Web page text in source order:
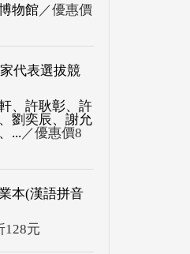
物館／優惠價
代表選拔競
、許耿彰、許
劉奕辰、謝允
... ／優惠價8
本(漢語拼音
128元